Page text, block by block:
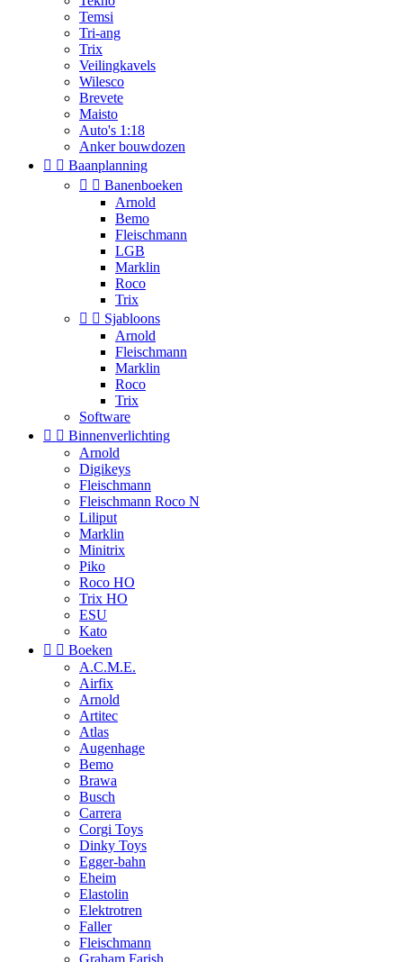
Temsi
Tri-ang
Trix
Veilingkavels
Wilesco
Brevete
Maisto
Auto's 1:18
Anker bouwdozen
  Baanplanning
  Banenboeken
Arnold
Bemo
Fleischmann
LGB
Marklin
Roco
Trix
  Sjabloons
Arnold
Fleischmann
Marklin
Roco
Trix
Software
  Binnenverlichting
Arnold
Digikeys
Fleischmann
Fleischmann Roco N
Liliput
Marklin
Minitrix
Piko
Roco HO
Trix HO
ESU
Kato
  Boeken
A.C.M.E.
Airfix
Arnold
Artitec
Atlas
Augenhage
Bemo
Brawa
Busch
Carrera
Corgi Toys
Dinky Toys
Egger-bahn
Eheim
Elastolin
Elektrotren
Faller
Fleischmann
Graham Farish